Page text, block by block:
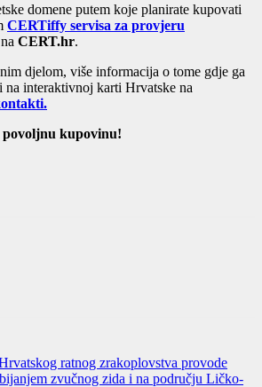
domene putem koje planirate kupovati
CERTiffy servisa za provjeru
na CERT.hr.
djelom, više informacija o tome gdje ga
na interaktivnoj karti Hrvatske na
kupovinu!
ratnog zrakoplovstva provode
zvučnog zida i na području Ličko-